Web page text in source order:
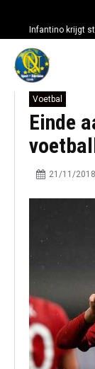
Infantino krijgt
Voetbal
Einde
21/11/2018